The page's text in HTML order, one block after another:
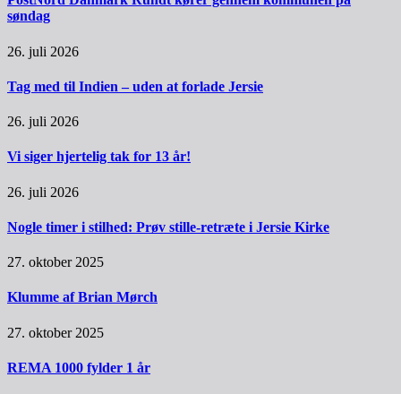
søndag
26. juli 2026
Tag med til Indien – uden at forlade Jersie
26. juli 2026
Vi siger hjertelig tak for 13 år!
26. juli 2026
Nogle timer i stilhed: Prøv stille-retræte i Jersie Kirke
27. oktober 2025
Klumme af Brian Mørch
27. oktober 2025
REMA 1000 fylder 1 år